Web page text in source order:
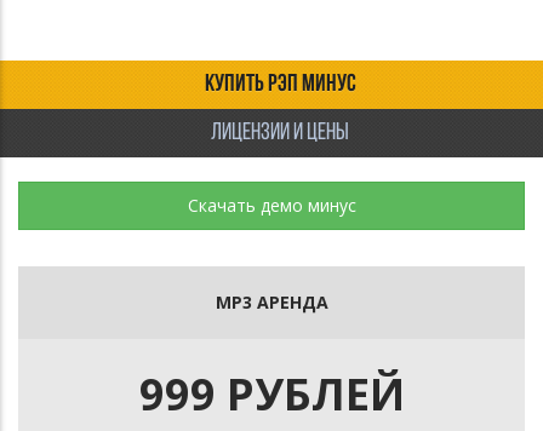
КУПИТЬ РЭП МИНУС
ЛИЦЕНЗИИ И ЦЕНЫ
Скачать демо минус
MP3 АРЕНДА
999 РУБЛЕЙ